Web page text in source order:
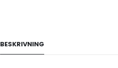
BESKRIVNING